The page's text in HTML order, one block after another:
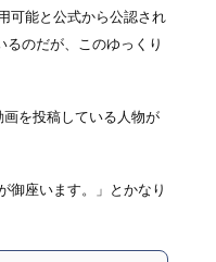
可能と公式から公認され
のだが、このゆっくり
を投稿している人物が
御座います。」とかなり